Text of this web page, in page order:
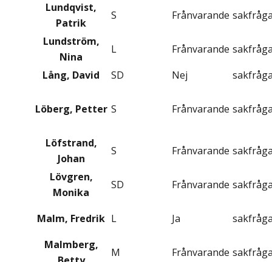
Lundqvist,
Patrik
S Frånvarande
Lundström,
Nina
L Frånvarande
Lång, David
SD Nej
Löberg, Petter S Frånvarande
Löfstrand,
Johan
S Frånvarande
Lövgren,
Monika
SD Frånvarande
Malm, Fredrik L Ja
Malmberg,
M Frånvarande